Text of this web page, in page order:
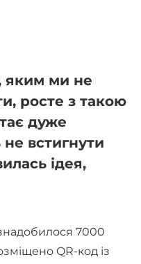
яким ми не
росте з такою
дуже
встигнути
ідея,
7000
QR-код із